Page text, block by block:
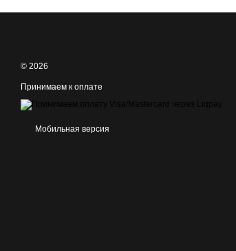
© 2026
Принимаем к оплате
Мобильная версия